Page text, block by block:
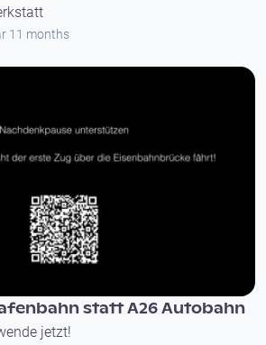
11 months
statt A26 Autobahn
jetzt!